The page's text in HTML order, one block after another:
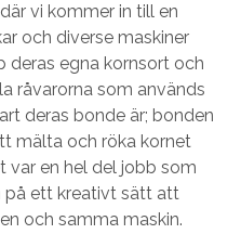
vi kommer in till en
och diverse maskiner
deras egna kornsort och
råvarorna som används
deras bonde är; bonden
mälta och röka kornet
var en hel del jobb som
på ett kreativt sätt att
och samma maskin.